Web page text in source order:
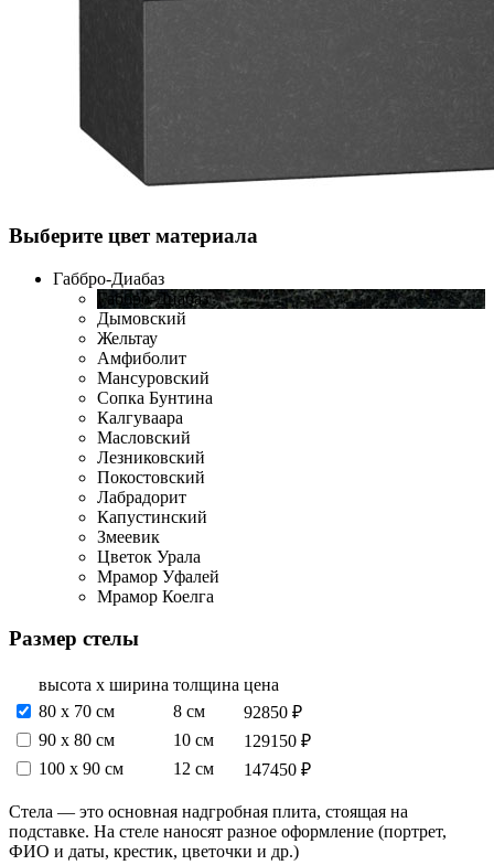
Выберите цвет материала
Габбро-Диабаз
Габбро-Диабаз
Дымовский
Жельтау
Амфиболит
Мансуровский
Сопка Бунтина
Калгуваара
Масловский
Лезниковский
Покостовский
Лабрадорит
Капустинский
Змеевик
Цветок Урала
Мрамор Уфалей
Мрамор Коелга
Размер стелы
высота х ширина толщина цена
80 х 70 см
8 см
92850 ₽
90 х 80 см
10 см
129150 ₽
100 х 90 см
12 см 147450 ₽
Стела — это основная надгробная плита, стоящая на
подставке. На стеле наносят разное оформление (портрет,
ФИО и даты, крестик, цветочки и др.)